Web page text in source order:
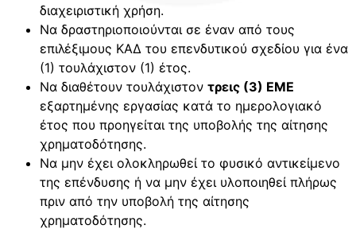
διαχειριστική χρήση.
Να δραστηριοποιούνται σε έναν από τους
επιλέξιμους ΚΑΔ του επενδυτικού σχεδίου για ένα
(1) τουλάχιστον (1) έτος.
Να διαθέτουν τουλάχιστον τρεις (3) ΕΜΕ
εξαρτημένης εργασίας κατά το ημερολογιακό
έτος που προηγείται της υποβολής της αίτησης
χρηματοδότησης.
Να μην έχει ολοκληρωθεί το φυσικό αντικείμενο
της επένδυσης ή να μην έχει υλοποιηθεί πλήρως
πριν από την υποβολή της αίτησης
χρηματοδότησης.